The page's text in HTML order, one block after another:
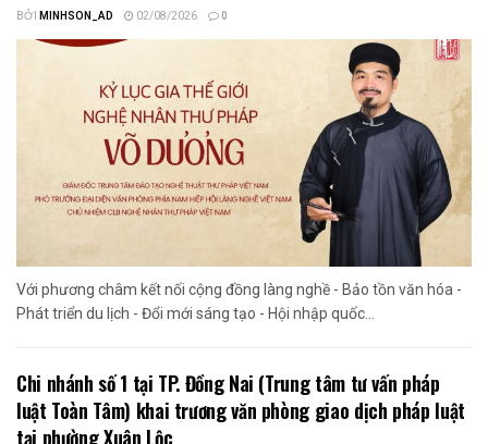
BỞI MINHSON_AD 02/08/2026 0
Với phương châm kết nối cộng đồng làng nghề - Bảo tồn văn hóa -
Phát triển du lịch - Đổi mới sáng tạo - Hội nhập quốc...
Chi nhánh số 1 tại TP. Đồng Nai (Trung tâm tư vấn pháp
luật Toàn Tâm) khai trương văn phòng giao dịch pháp luật
tại phường Xuân Lộc